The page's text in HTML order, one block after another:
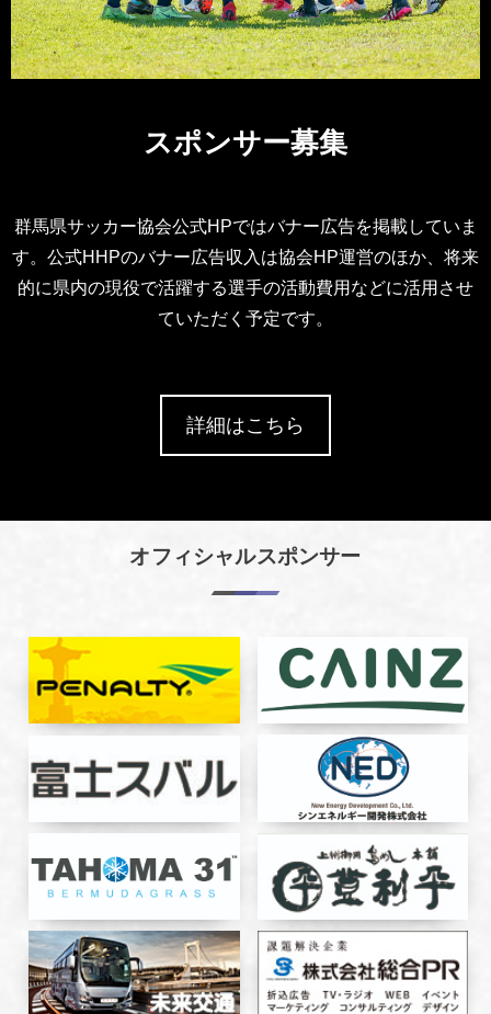
スポンサー募集
群馬県サッカー協会公式HPではバナー広告を掲載していま
す。公式HHPのバナー広告収入は協会HP運営のほか、将来
的に県内の現役で活躍する選手の活動費用などに活用させ
ていただく予定です。
詳細はこちら
オフィシャルスポンサー